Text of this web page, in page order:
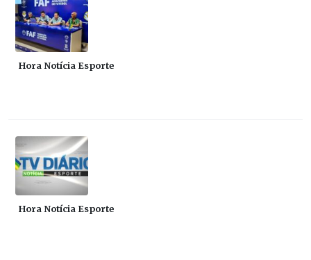
Hora Notícia Esporte
Hora Notícia Esporte